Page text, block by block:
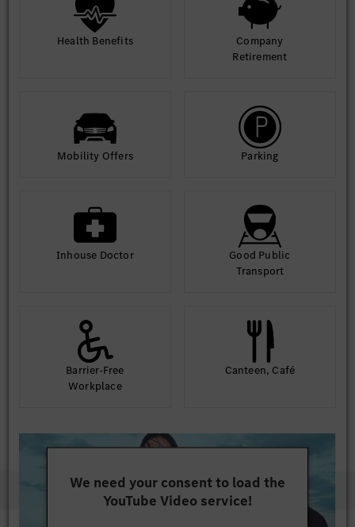
Health Benefits
Company
Retirement
Mobility Offers Parking
Inhouse Doctor
Good Public
Transport
Barrier-Free
Workplace
Canteen, Café
We need your consent to load the
YouTube Video service!